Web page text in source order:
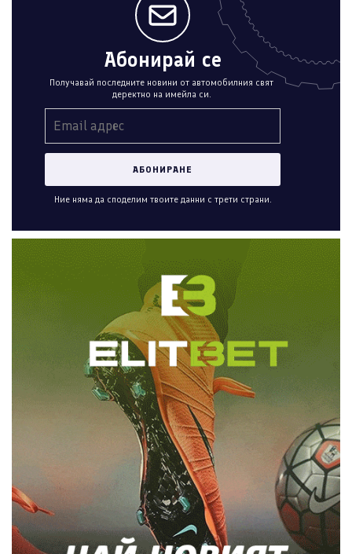
Абонирай се
Получавай последните новини от автомобилния свят
деректно на имейла си.
Ние няма да споделим твоите данни с трети страни.